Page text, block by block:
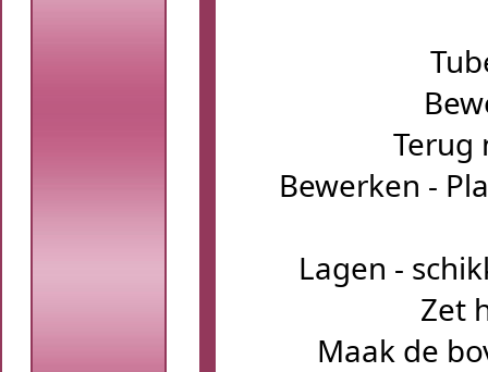
Terug
Bewerken -
Lagen -
Zet
Maak de